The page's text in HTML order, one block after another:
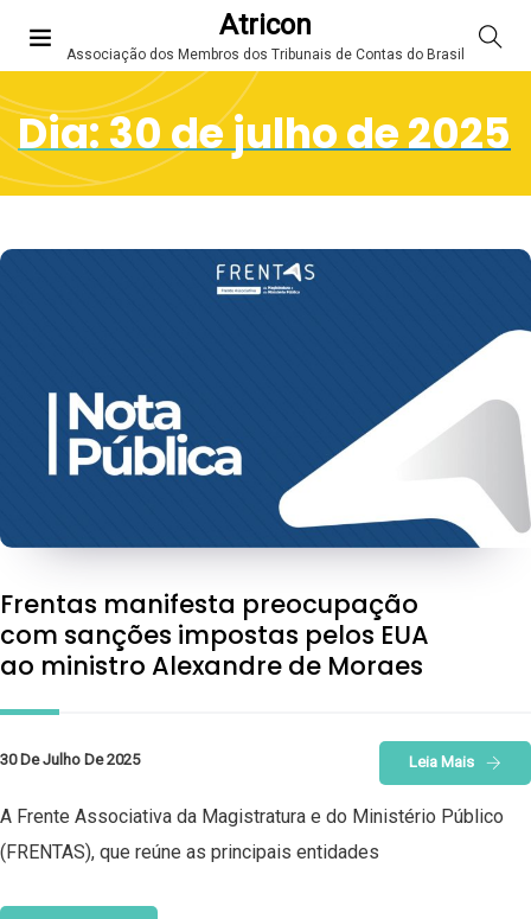
Atricon
Associação dos Membros dos Tribunais de Contas do Brasil
Dia:30 de julho de 2025
Frentas manifesta preocupação
com sanções impostas pelos EUA
ao ministro Alexandre de Moraes
30 De Julho De 2025 Leia Mais
A Frente Associativa da Magistratura e do Ministério Público
(FRENTAS), que reúne as principais entidades